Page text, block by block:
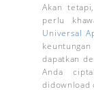
Akan
perlu
Universal
dapatkan
Anda
didownload